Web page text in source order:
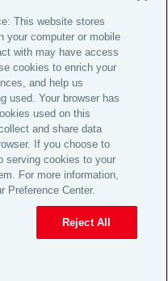
This website stores
your computer or mobile
with may have access
cookies to enrich your
and help us
used. Your browser has
used on this
and share data
If you choose to
serving cookies to your
For more information,
Preference Center.
Reject All